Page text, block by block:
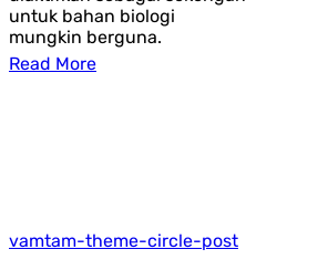
untuk bahan biologi
mungkin berguna.
Read More
vamtam-theme-circle-post